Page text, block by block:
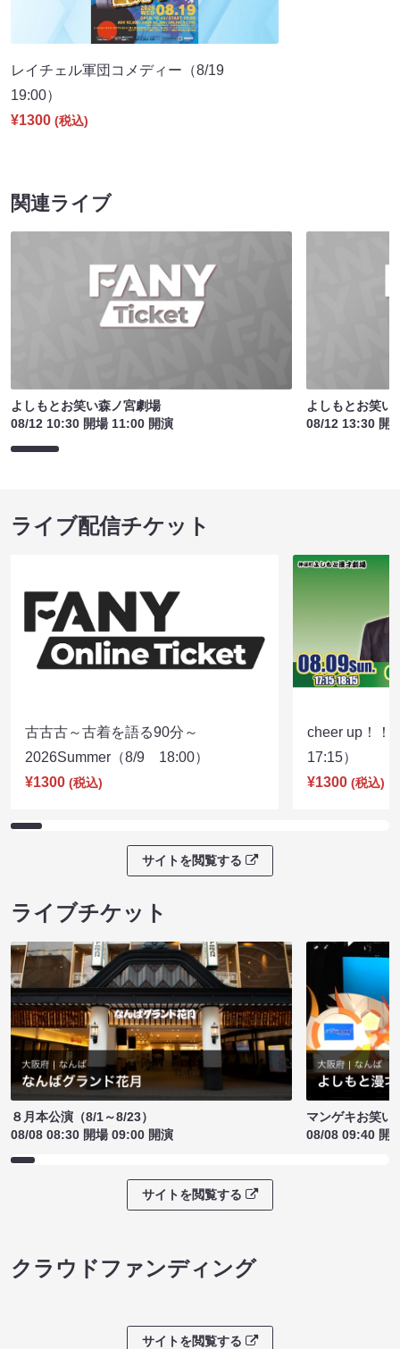
レイチェル軍団コメディー（8/19
19:00）
¥1300 (税込)
関連ライブ
よしもとお笑い森ノ宮劇場
08/12 10:30 開場 11:00 開演
よしもとお笑い
08/12 13:30 開
ライブ配信チケット
古古古～古着を語る90分～
2026Summer（8/9 18:00）
¥1300 (税込)
cheer up！
17:15）
¥1300 (税込)
サイトを閲覧する
ライブチケット
８月本公演（8/1～8/23）
08/08 08:30 開場 09:00 開演
マンゲキお笑い
08/08 09:40 開
サイトを閲覧する
クラウドファンディング
サイトを閲覧する